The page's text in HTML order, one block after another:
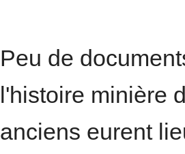
Peu de
l'histoire minière
anciens eurent